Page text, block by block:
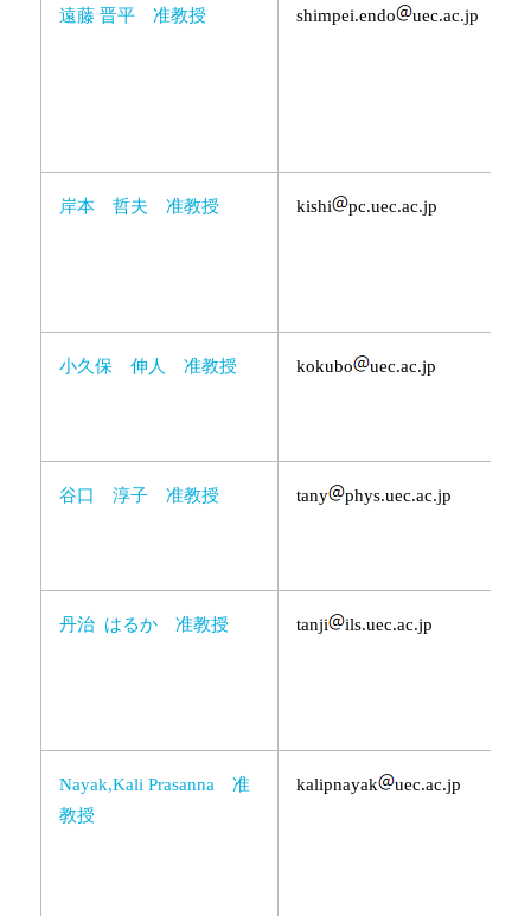
遠藤 晋平 准教授 shimpei.endo uec.ac.jp
岸本 哲夫 准教授 kishi pc.uec.ac.jp
小久保 伸人 准教授 kokubo uec.ac.jp
谷口 淳子 准教授 tany phys.uec.ac.jp
丹治 はるか 准教授 tanji ils.uec.ac.jp
Nayak,Kali Prasanna 准
教授
kalipnayak uec.ac.jp